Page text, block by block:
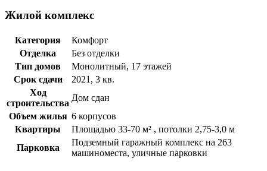
Жилой комплекс
Категория
Комфорт
Отделка
Без отделки
Тип домов
Монолитный, 17 этажей
Срок сдачи
2021, 3 кв.
Ход
строительства
Дом сдан
Объем жилья 6 корпусов
Квартиры
Площадью 33-70 м² , потолки 2,75-3,0 м
Парковка
Подземный гаражный комплекс на 263
машиноместа, уличные парковки